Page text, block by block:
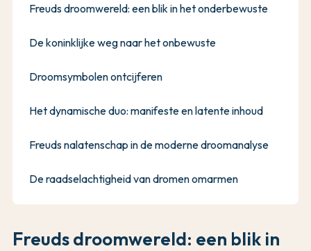
Freuds droomwereld: een blik in
Freuds droomwereld: een blik in het onderbewuste
De koninklijke weg naar het onbewuste
Droomsymbolen ontcijferen
Het dynamische duo: manifeste en latente inhoud
Freuds nalatenschap in de moderne droomanalyse
De raadselachtigheid van dromen omarmen